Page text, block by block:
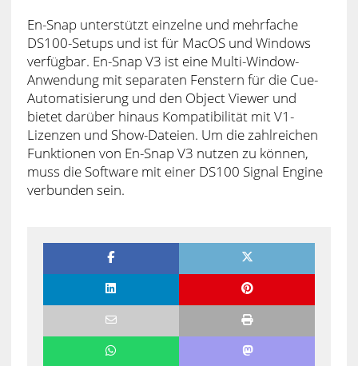
En-Snap unterstützt einzelne und mehrfache
DS100-Setups und ist für MacOS und Windows
verfügbar. En-Snap V3 ist eine Multi-Window-
Anwendung mit separaten Fenstern für die Cue-
Automatisierung und den Object Viewer und
bietet darüber hinaus Kompatibilität mit V1-
Lizenzen und Show-Dateien. Um die zahlreichen
Funktionen von En-Snap V3 nutzen zu können,
muss die Software mit einer DS100 Signal Engine
verbunden sein.